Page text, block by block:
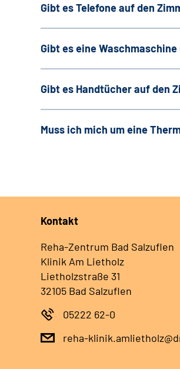
Gibt es Telefone auf den
Gibt es eine
Gibt es Handtücher auf den
Muss ich mich um eine
Kontakt
Reha-Zentrum Bad Salzuflen
Klinik Am Lietholz
Lietholzstraße 31
32105 Bad Salzuflen
05222 62-0
reha-